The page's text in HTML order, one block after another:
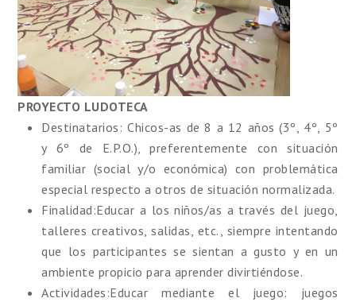
PROYECTO LUDOTECA
Destinatarios : Chicos-as de 8 a 12 años (3º, 4º, 5º
y 6º de E.P.O.), preferentemente con situación
familiar (social y/o económica) con problemática
especial respecto a otros de situación normalizada.
Finalidad :Educar a los niños/as a través del juego,
talleres creativos, salidas, etc., siempre intentando
que los participantes se sientan a gusto y en un
ambiente propicio para aprender divirtiéndose.
Actividades :Educar mediante el juego: juegos